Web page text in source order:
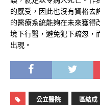
的感受，因此也沒有資格去
的醫療系統能夠在未來獲得
境下行醫，避免犯下疏忽，
出現。
公立醫院 區結成